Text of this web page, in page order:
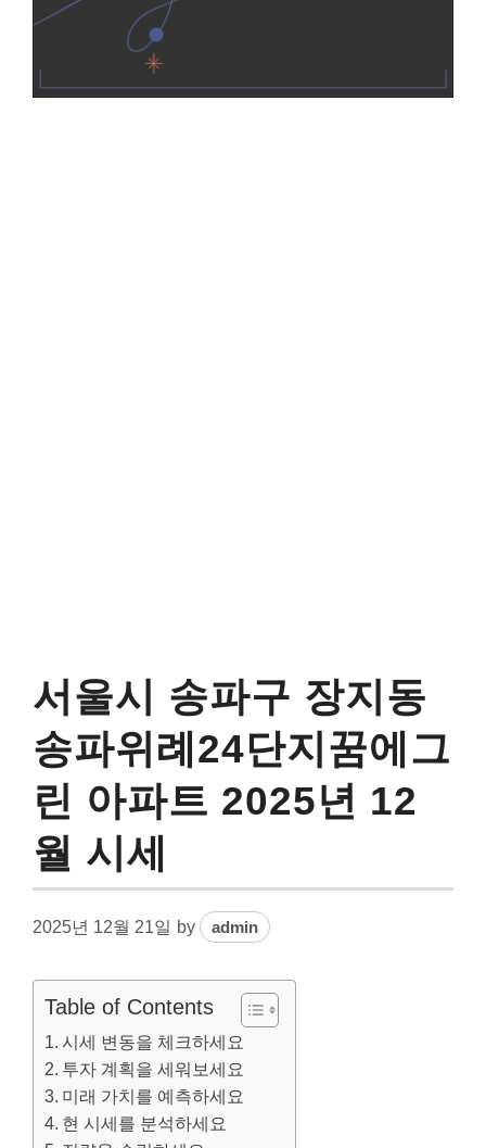
서울시 송파구 장지동
송파위례24단지꿈에그
린 아파트 2025년 12
월 시세
2025년 12월 21일 by admin
Table of Contents
시세 변동을 체크하세요
투자 계획을 세워보세요
미래 가치를 예측하세요
현 시세를 분석하세요